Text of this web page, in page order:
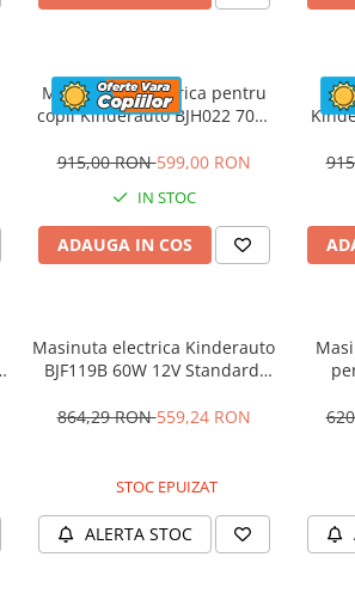
Motocicleta electrica pentru
copii Kinderauto BJH022 70W
915,00 RON599,00 RON
IN STOC
ADAUGA IN COS
Masinuta electrica Kinderauto
BJF119B 60W 12V Standard,
864,29 RON559,24 RON
STOC EPUIZAT
ALERTA STOC